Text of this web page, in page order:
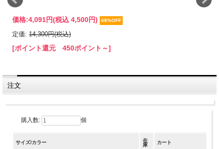
価格:4,091円(税込 4,500円) 68%OFF
定価: 14,300円(税込)
[ポイント還元 450ポイント～]
注文
購入数: 個
サイズ/カラー
在
庫
カート